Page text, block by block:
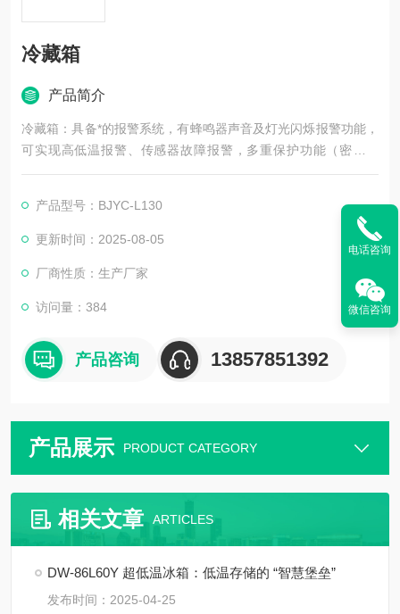
冷藏箱
产品简介
冷藏箱：具备*的报警系统，有蜂鸣器声音及灯光闪烁报警功能，
可实现高低温报警、传感器故障报警，多重保护功能（密码保
护、频繁启动保护、传感器故障时制冷系统保持运行状态）。
产品型号：BJYC-L130
更新时间：2025-08-05
厂商性质：生产厂家
访问量：384
产品咨询 13857851392
产品展示 PRODUCT CATEGORY
相关文章 ARTICLES
DW-86L60Y 超低温冰箱：低温存储的 “智慧堡垒”
发布时间：2025-04-25
电话咨询
微信咨询